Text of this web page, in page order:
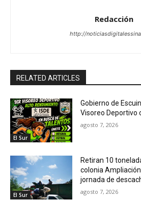
Redacción
http://
RELATED ARTICLES
El Sur
Gobierno de
Visoreo Deportivo
agosto 7, 2026
El Sur
Retiran 10
colonia
jornada de
agosto 7, 2026